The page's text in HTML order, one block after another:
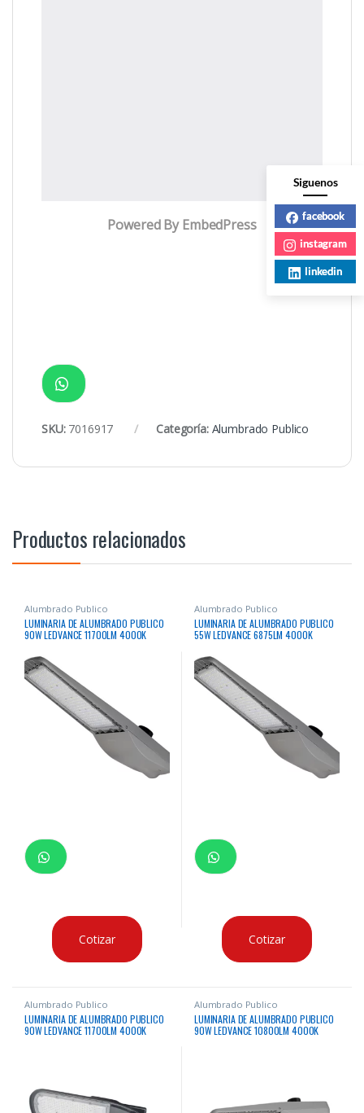
Powered By EmbedPress
SKU: 7016917 Categoría: Alumbrado Publico
Productos relacionados
Alumbrado Publico
LUMINARIA DE ALUMBRADO PUBLICO
90W LEDVANCE 11700LM 4000K
Cotizar
Alumbrado Publico
LUMINARIA DE ALUMBRADO PUBLICO
55W LEDVANCE 6875LM 4000K
Cotizar
Alumbrado Publico
LUMINARIA DE ALUMBRADO PUBLICO
90W LEDVANCE 11700LM 4000K
Alumbrado Publico
LUMINARIA DE ALUMBRADO PUBLICO
90W LEDVANCE 10800LM 4000K
Siguenos
facebook
instagram
linkedin